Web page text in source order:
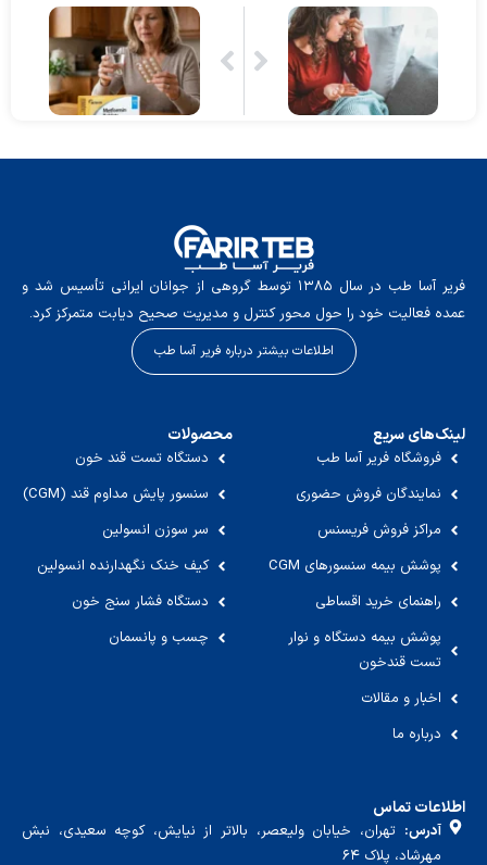
فریر آسا طب در سال ۱۳۸۵ توسط گروهی از جوانان ایرانی تأسیس شد و
عمده فعالیت خود را حول محور کنترل و مدیریت صحیح دیابت متمرکز کرد.
اطلاعات بیشتر درباره فریر آسا طب
لینک‌های سریع
فروشگاه فریر آسا طب
نمایندگان فروش حضوری
مراکز فروش فریسنس
پوشش بیمه سنسورهای CGM
راهنمای خرید اقساطی
پوشش بیمه دستگاه و نوار
تست قندخون
اخبار و مقالات
درباره ما
محصولات
دستگاه تست قند خون
سنسور پایش مداوم قند (CGM)
سر سوزن انسولین
کیف خنک نگهدارنده انسولین
دستگاه فشار سنج خون
چسب و پانسمان
اطلاعات تماس
آدرس: تهران، خیابان ولیعصر، بالاتر از نیایش، کوچه سعیدی، نبش
مهرشاد، پلاک ۶۴